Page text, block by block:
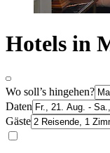
Hotels in
Wo soll’s hingehen?
Daten
Gäste